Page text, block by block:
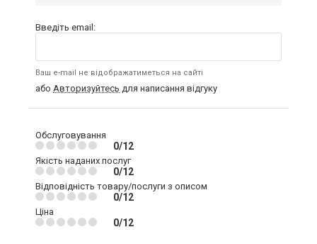
Введіть email:
Ваш e-mail не відображатиметься на сайті
або Авторизуйтесь для написання відгуку
Обслуговування
0/12
Якість наданих послуг
0/12
Відповідність товару/послуги з описом
0/12
Ціна
0/12